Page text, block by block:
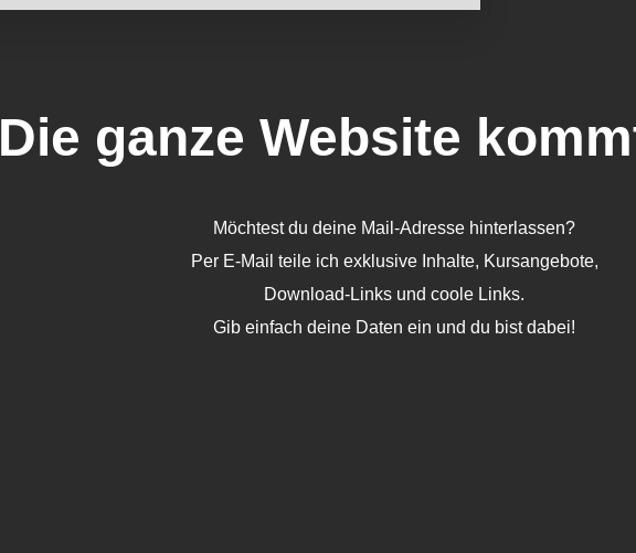
Die ganze Website
Möchtest du deine Mail-Adresse hinterlassen?
Per E-Mail teile ich exklusive Inhalte, Kursangebote,
Download-Links und coole Links.
Gib einfach deine Daten ein und du bist dabei!